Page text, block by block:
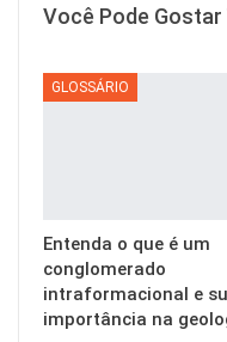
Você Pode Gostar
GLOSSÁRIO
Entenda o que é um
conglomerado
intraformacional e
importância na